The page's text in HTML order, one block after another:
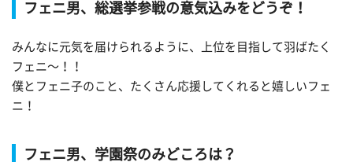
フェニ男、総選挙参戦の意気込みをどうぞ！
みんなに元気を届けられるように、上位を目指して羽ばたく
フェニ〜！！
僕とフェニ子のこと、たくさん応援してくれると嬉しいフェ
ニ！
フェニ男、学園祭のみどころは？